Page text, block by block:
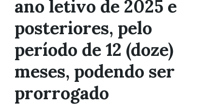
ano letivo de 2025 e
posteriores, pelo
período de 12 (doze)
meses, podendo ser
prorrogado